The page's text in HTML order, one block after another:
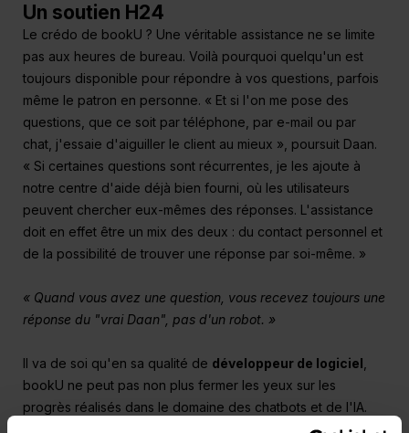
Un soutien H24
Le crédo de bookU ? Une véritable assistance ne se limite
pas aux heures de bureau. Voilà pourquoi quelqu'un est
toujours disponible pour répondre à vos questions, parfois
même le patron en personne. « Et si l'on me pose des
questions, que ce soit par téléphone, par e-mail ou par
chat, j'essaie d'aiguiller le client au mieux », poursuit Daan.
« Si certaines questions sont récurrentes, je les ajoute à
notre centre d'aide déjà bien fourni, où les utilisateurs
peuvent chercher eux-mêmes des réponses. L'assistance
doit en effet être un mix des deux : du contact personnel et
de la possibilité de trouver une réponse par soi-même. »
« Quand vous avez une question, vous recevez toujours une
réponse du "vrai Daan", pas d'un robot. »
Il va de soi qu'en sa qualité de développeur de logiciel
bookU ne peut pas non plus fermer les yeux sur les
progrès réalisés dans le domaine des chatbots et de l'IA.
« Mais simplement en guise d'outils complémentaires et non